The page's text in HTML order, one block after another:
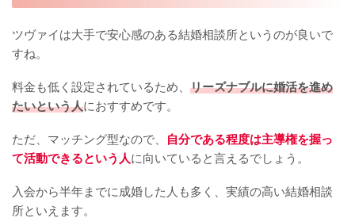
ツヴァイは大手で安心感のある結婚相談所というのが良いで
すね。
料金も低く設定されているため、 リーズナブルに婚活を進め
たいという人におすすめです。
ただ、マッチング型なので、
自分である程度は主導権を握っ
て活動できるという人に向いていると言えるでしょう。
入会から半年までに成婚した人も多く、実績の高い結婚相談
所といえます。